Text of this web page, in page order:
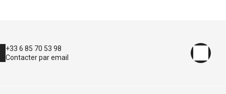
+33 6 85 70 53 98
Contacter par email